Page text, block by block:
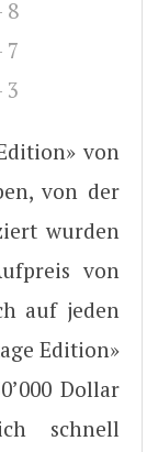
von
von der
wurden
von
auf jeden
Edition»
Dollar
schnell